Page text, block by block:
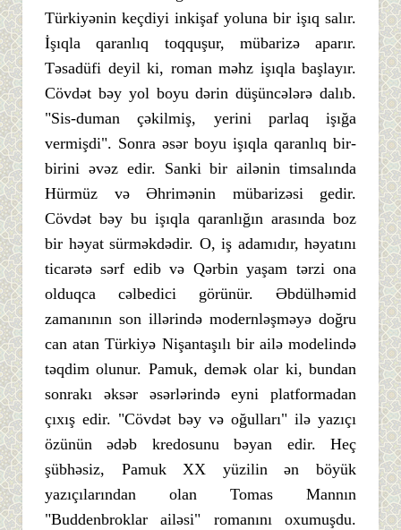
Türkiyənin keçdiyi inkişaf yoluna bir işıq salır.
İşıqla qaranlıq toqquşur, mübarizə aparır.
Təsadüfi deyil ki, roman məhz işıqla başlayır.
Cövdət bəy yol boyu dərin düşüncələrə dalıb.
"Sis-duman çəkilmiş, yerini parlaq işığa
vermişdi". Sonra əsər boyu işıqla qaranlıq bir-
birini əvəz edir. Sanki bir ailənin timsalında
Hürmüz və Əhrimənin mübarizəsi gedir.
Cövdət bəy bu işıqla qaranlığın arasında boz
bir həyat sürməkdədir. O, iş adamıdır, həyatını
ticarətə sərf edib və Qərbin yaşam tərzi ona
olduqca cəlbedici görünür. Əbdülhəmid
zamanının son illərində modernləşməyə doğru
can atan Türkiyə Nişantaşılı bir ailə modelində
təqdim olunur. Pamuk, demək olar ki, bundan
sonrakı əksər əsərlərində eyni platformadan
çıxış edir. "Cövdət bəy və oğulları" ilə yazıçı
özünün ədəb kredosunu bəyan edir. Heç
şübhəsiz, Pamuk XX yüzilin ən böyük
yazıçılarından olan Tomas Mannın
"Buddenbroklar ailəsi" romanını oxumuşdu.